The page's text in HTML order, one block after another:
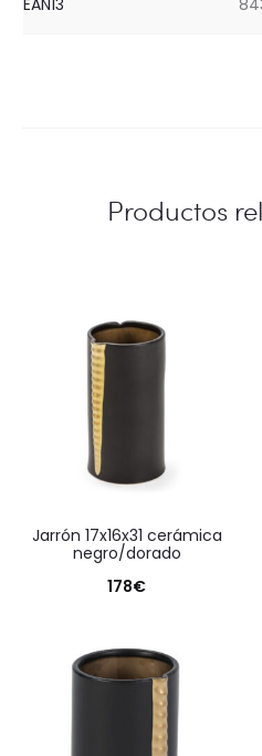
EAN13
Productos
jarrón 17x16x31 cerámica
negro/dorado
178€